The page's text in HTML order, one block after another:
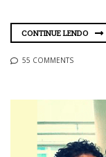
CONTINUE LENDO
55 COMMENTS